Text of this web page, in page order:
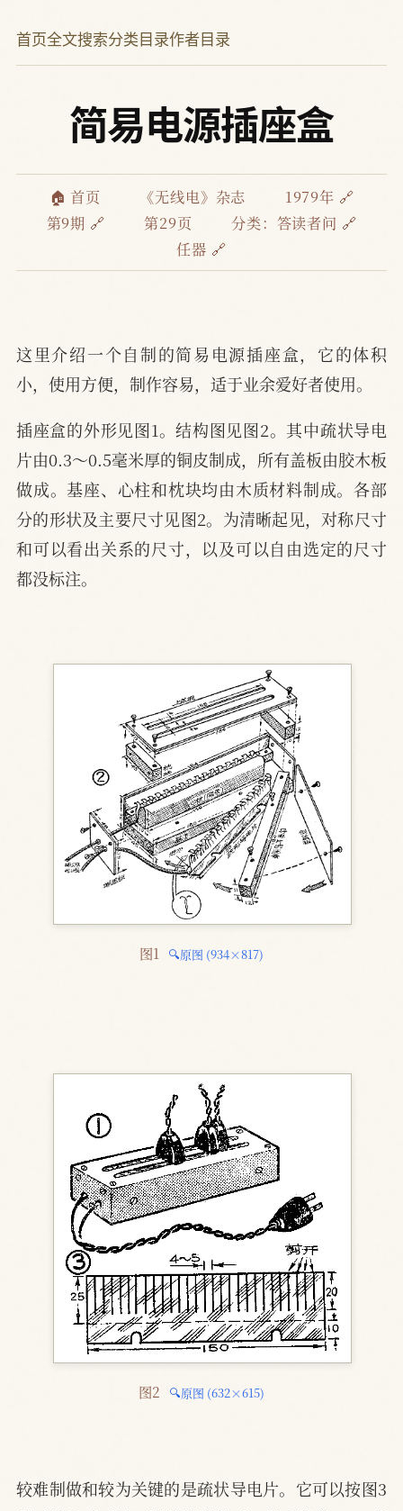
首页全文搜索分类目录作者目录
简易电源插座盒
🏠 首页 《无线电》杂志
1979年 🔗
第9期 🔗
第29页 分类： 答读者问 🔗
任器 🔗
这里介绍一个自制的简易电源插座盒，它的体积
小，使用方便，制作容易，适于业余爱好者使用。
插座盒的外形见图1。结构图见图2。其中疏状导电
片由0.3～0.5毫米厚的铜皮制成，所有盖板由胶木板
做成。基座、心柱和枕块均由木质材料制成。各部
分的形状及主要尺寸见图2。为清晰起见，对称尺寸
和可以看出关系的尺寸，以及可以自由选定的尺寸
都没标注。
图1 🔍原图 (934×817)
图2 🔍原图 (632×615)
较难制做和较为关键的是疏状导电片。它可以按图3